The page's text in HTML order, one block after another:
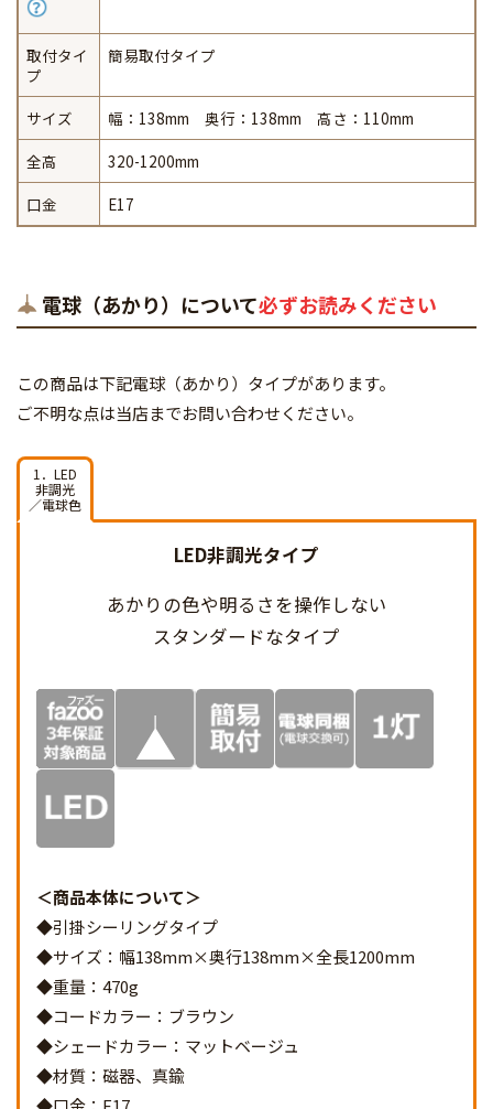
取付タイ
プ
簡易取付タイプ
サイズ
幅：138mm 奥行：138mm 高さ：110mm
全高
320-1200mm
口金
E17
電球（あかり）について必ずお読みください
この商品は下記電球（あかり）タイプがあります。
ご不明な点は当店までお問い合わせください。
1．LED
非調光
／電球色
LED非調光タイプ
あかりの色や明るさを操作しない
スタンダードなタイプ
商品本体について
◆引掛シーリングタイプ
◆サイズ：幅138mm×奥行138mm×全長1200mm
◆重量：470g
◆コードカラー：ブラウン
◆シェードカラー：マットベージュ
◆材質：磁器、真鍮